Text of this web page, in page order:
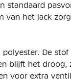
standaard
van het jack
De
blijft het
voor extra